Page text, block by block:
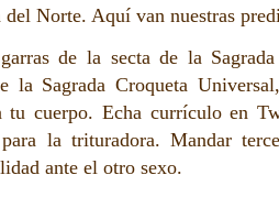
del Norte. Aquí van nuestras
de la secta de la
la Sagrada Croqueta
tu cuerpo. Echa currículo en
la trituradora. Mandar
ante el otro sexo.